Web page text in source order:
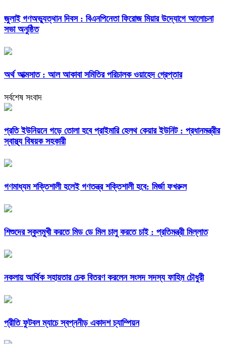
জুলাই গণঅভ্যুত্থান দিবস : বিএনপিনেতা ফিরোজ মিয়ার উদ্যোগে আলোচনা
সভা অনুষ্ঠিত
অর্থ আত্মসাত : আল আকাবা সমিতির পরিচালক ওয়াহেদ গ্রেপ্তার
সর্বশেষ সংবাদ
প্রতি ইউনিয়নে গড়ে তোলা হবে প্রাইমারি হেলথ কেয়ার ইউনিট : প্রধানমন্ত্রীর
স্বাস্থ্য বিষয়ক সহকারী
গণমাধ্যম শক্তিশালী হলেই গণতন্ত্র শক্তিশালী হবে: মির্জা ফখরুল
শিশুদের স্কুলমুখী করতে মিড ডে মিল চালু করতে চাই : প্রতিমন্ত্রী মিল্লাত
নকলায় আর্থিক সহায়তার চেক বিতরণ করলেন সংসদ সদস্য ফাহিম চৌধুরী
প্রীতি ফুটবল ম্যাচে স্বপ্ননীড় একাদশ চ্যাম্পিয়ন